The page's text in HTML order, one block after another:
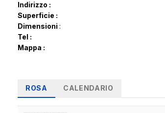
Indirizzo :
Superficie :
Dimensioni :
Tel :
Mappa :
ROSA CALENDARIO